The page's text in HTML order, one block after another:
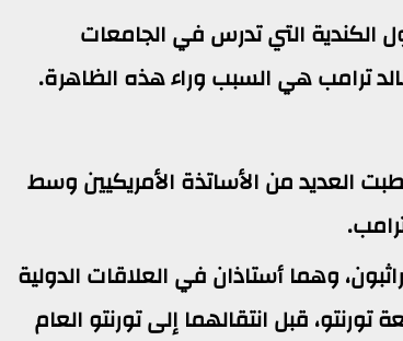
الكندية التي تدرس في الجامعات
ترامب هي السبب وراء هذه الظاهرة.
العديد من الأساتذة الأمريكيين وسط
وهما أستاذان في العلاقات الدولية
قبل انتقالهما إلى تورنتو العام